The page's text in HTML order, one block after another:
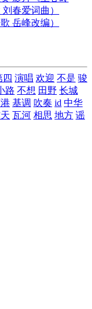
春爱词曲）
岳峰改编）
四 演唱 欢迎 不是 骏
路 不想 田野 长城
基调 吹奏 id 中华
瓦河 相思 地方 谣